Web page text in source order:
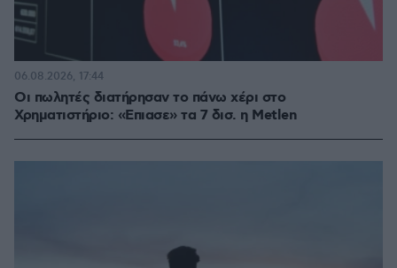
Οι πωλητές διατήρησαν το πάνω χέρι στο
Χρηματιστήριο: «Επιασε» τα 7 δισ. η Metlen
06.08.2026, 17:44